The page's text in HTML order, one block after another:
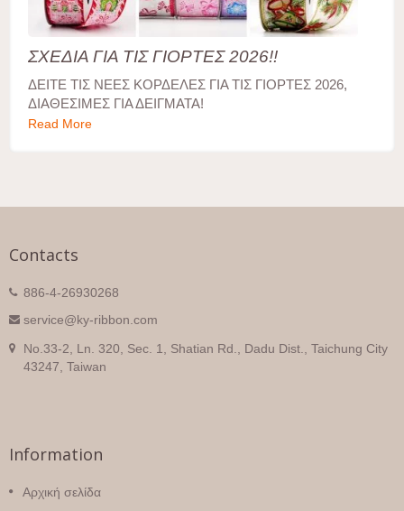
ΣΧΕΔΙΑ ΓΙΑ ΤΙΣ ΓΙΟΡΤΕΣ 2026!!
ΔΕΙΤΕ ΤΙΣ ΝΕΕΣ ΚΟΡΔΕΛΕΣ ΓΙΑ ΤΙΣ ΓΙΟΡΤΕΣ 2026,
ΔΙΑΘΕΣΙΜΕΣ ΓΙΑ ΔΕΙΓΜΑΤΑ!
Read More
Contacts
886-4-26930268
service@ky-ribbon.com
No.33-2, Ln. 320, Sec. 1, Shatian Rd., Dadu Dist., Taichung City
43247, Taiwan
Information
Αρχική σελίδα